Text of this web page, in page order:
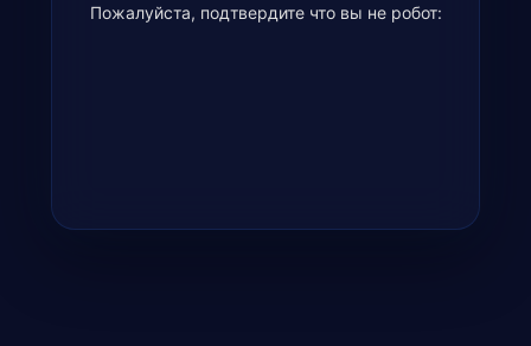
Пожалуйста, подтвердите что вы не робот: